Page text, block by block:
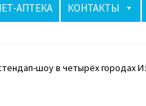
АПТЕКА КОНТАКТЫ
бьют тревогу: как
шоу в четырёх городах